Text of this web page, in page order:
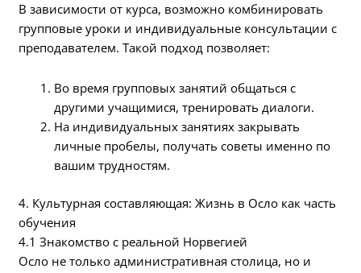
В зависимости от курса, возможно комбинировать
групповые уроки и индивидуальные консультации с
преподавателем. Такой подход позволяет:
Во время групповых занятий общаться с
другими учащимися, тренировать диалоги.
На индивидуальных занятиях закрывать
личные пробелы, получать советы именно по
вашим трудностям.
4. Культурная составляющая: Жизнь в Осло как часть
обучения
4.1 Знакомство с реальной Норвегией
Осло не только административная столица, но и